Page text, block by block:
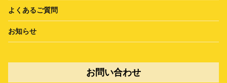
よくあるご質問
お知らせ
お問い合わせ